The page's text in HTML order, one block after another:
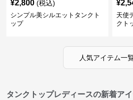
¥2,800 (税込)
シンプル美シルエットタンクト
ップ
¥
天使
クト
人気アイテム一
タンクトップレディースの新着ア